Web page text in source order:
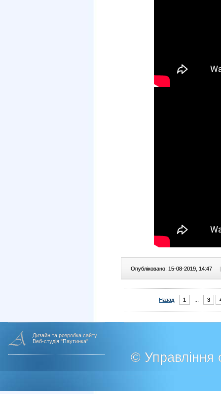
Опубліковано: 15-08-2019, 14:47 |
Назад 1 3
Дизайн та розробка сайту
Веб-студія "Паутинка"
© Управління